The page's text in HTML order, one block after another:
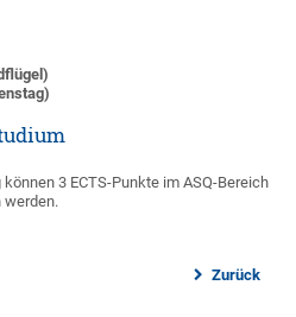
3 ECTS-Punkte im ASQ-Bereich
werden.
Zurück